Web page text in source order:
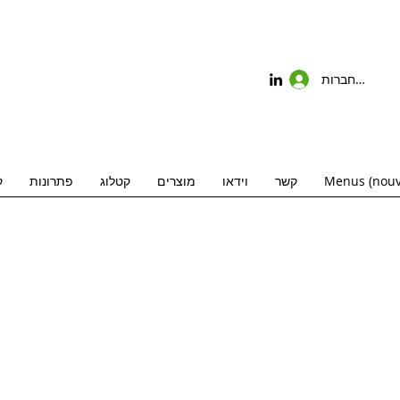
להתחברות
פתרונות קטלוג מוצרים וידאו קשר Menus